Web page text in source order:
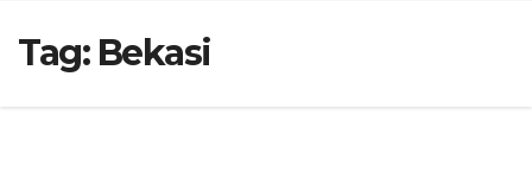
Tag: Bekasi